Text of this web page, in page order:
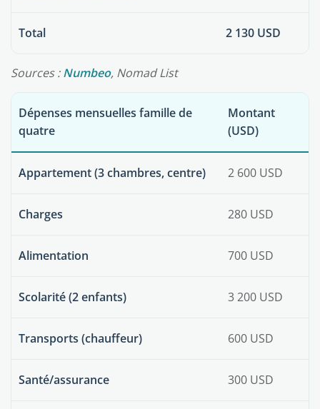
Total 2 130 USD
Sources :Numbeo, Nomad List
Dépenses mensuelles famille de
quatre
Montant
(USD)
Appartement (3 chambres, centre) 2 600 USD
Charges 280 USD
Alimentation 700 USD
Scolarité (2 enfants) 3 200 USD
Transports (chauffeur) 600 USD
Santé/assurance 300 USD